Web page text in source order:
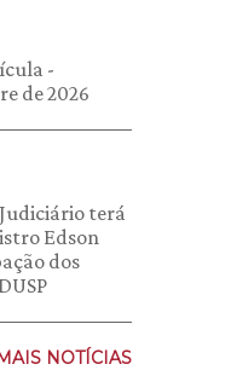
-
de 2026
terá
Edson
dos
NOTÍCIAS